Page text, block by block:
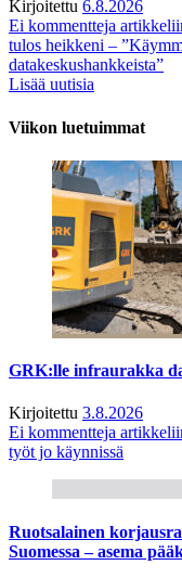
Kirjoitettu 6.8.2026
Ei kommentteja
tulos heikkeni –
datakeskushankkeista”
Lisää uutisia
Viikon luetuimmat
GRK:lle infraurakka
Kirjoitettu 3.8.2026
Ei kommentteja
työt jo käynnissä
Ruotsalainen
Suomessa – asema